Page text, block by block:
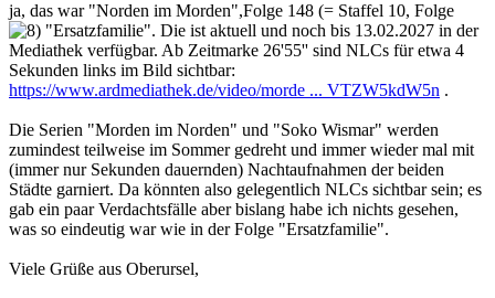
ja, das war "Norden im Morden",Folge 148 (= Staffel 10, Folge
"Ersatzfamilie". Die ist aktuell und noch bis 13.02.2027 in der
Mediathek verfügbar. Ab Zeitmarke 26'55'' sind NLCs für etwa 4
Sekunden links im Bild sichtbar:
https://www.ardmediathek.de/video/morde ... VTZW5kdW5n .
Die Serien "Morden im Norden" und "Soko Wismar" werden
zumindest teilweise im Sommer gedreht und immer wieder mal mit
(immer nur Sekunden dauernden) Nachtaufnahmen der beiden
Städte garniert. Da könnten also gelegentlich NLCs sichtbar sein; es
gab ein paar Verdachtsfälle aber bislang habe ich nichts gesehen,
was so eindeutig war wie in der Folge "Ersatzfamilie".
Viele Grüße aus Oberursel,